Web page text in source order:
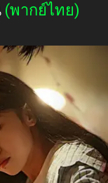
(พากย์ไทย)